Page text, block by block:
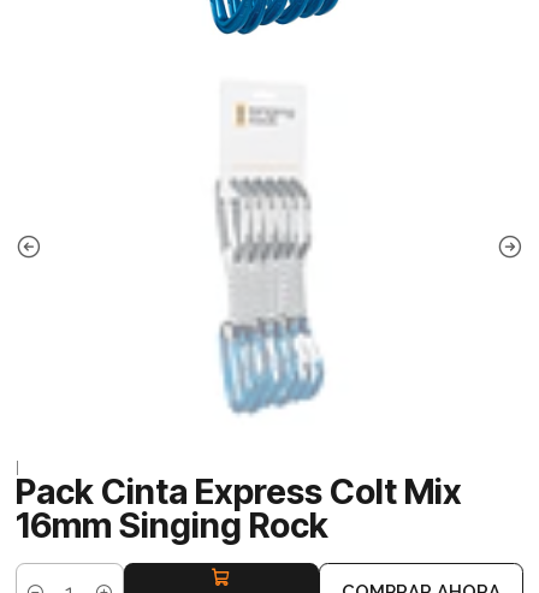
Pack Cinta Express Colt Mix
16mm Singing Rock